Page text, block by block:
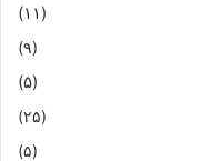
(۱۱)
(۹)
(۵)
(۲۵)
(۵)